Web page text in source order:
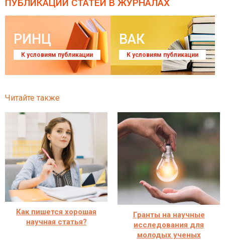
ПУБЛИКАЦИИ СТАТЕЙ В ЖУРНАЛАХ
РИНЦ
К условиям публикации
ВАК
К условиям публикации
Читайте также
Как пишется хорошая
научная статья?
Гранты на научные
исследования для
молодых ученых